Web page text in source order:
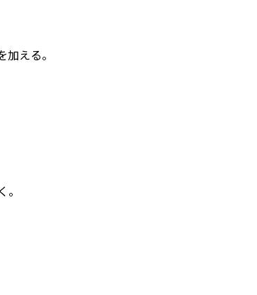
える。